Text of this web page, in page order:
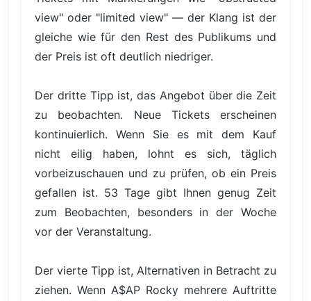
view" oder "limited view" — der Klang ist der
gleiche wie für den Rest des Publikums und
der Preis ist oft deutlich niedriger.
Der dritte Tipp ist, das Angebot über die Zeit
zu beobachten. Neue Tickets erscheinen
kontinuierlich. Wenn Sie es mit dem Kauf
nicht eilig haben, lohnt es sich, täglich
vorbeizuschauen und zu prüfen, ob ein Preis
gefallen ist. 53 Tage gibt Ihnen genug Zeit
zum Beobachten, besonders in der Woche
vor der Veranstaltung.
Der vierte Tipp ist, Alternativen in Betracht zu
ziehen. Wenn A$AP Rocky mehrere Auftritte